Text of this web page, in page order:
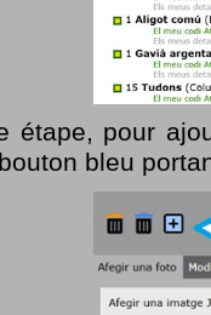
étape, pour
bleu